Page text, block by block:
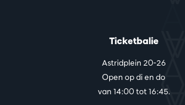
Ticketbalie
Astridplein 20-26
Open op di en do
van 14:00 tot 16:45.